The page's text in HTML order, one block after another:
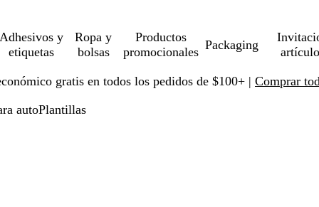
y
etiquetas
Ropa y
bolsas
Productos
promocionales
Packaging
gratis en todos los pedidos de $100+ | Comprar
autoPlantillas